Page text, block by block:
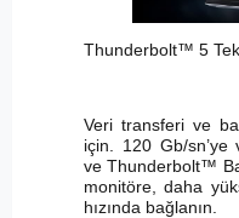
Thunderbolt™ 5
Veri transferi ve
için. 120 Gb/
ve Thunderbolt™
monitöre, daha
hızında bağlanın.